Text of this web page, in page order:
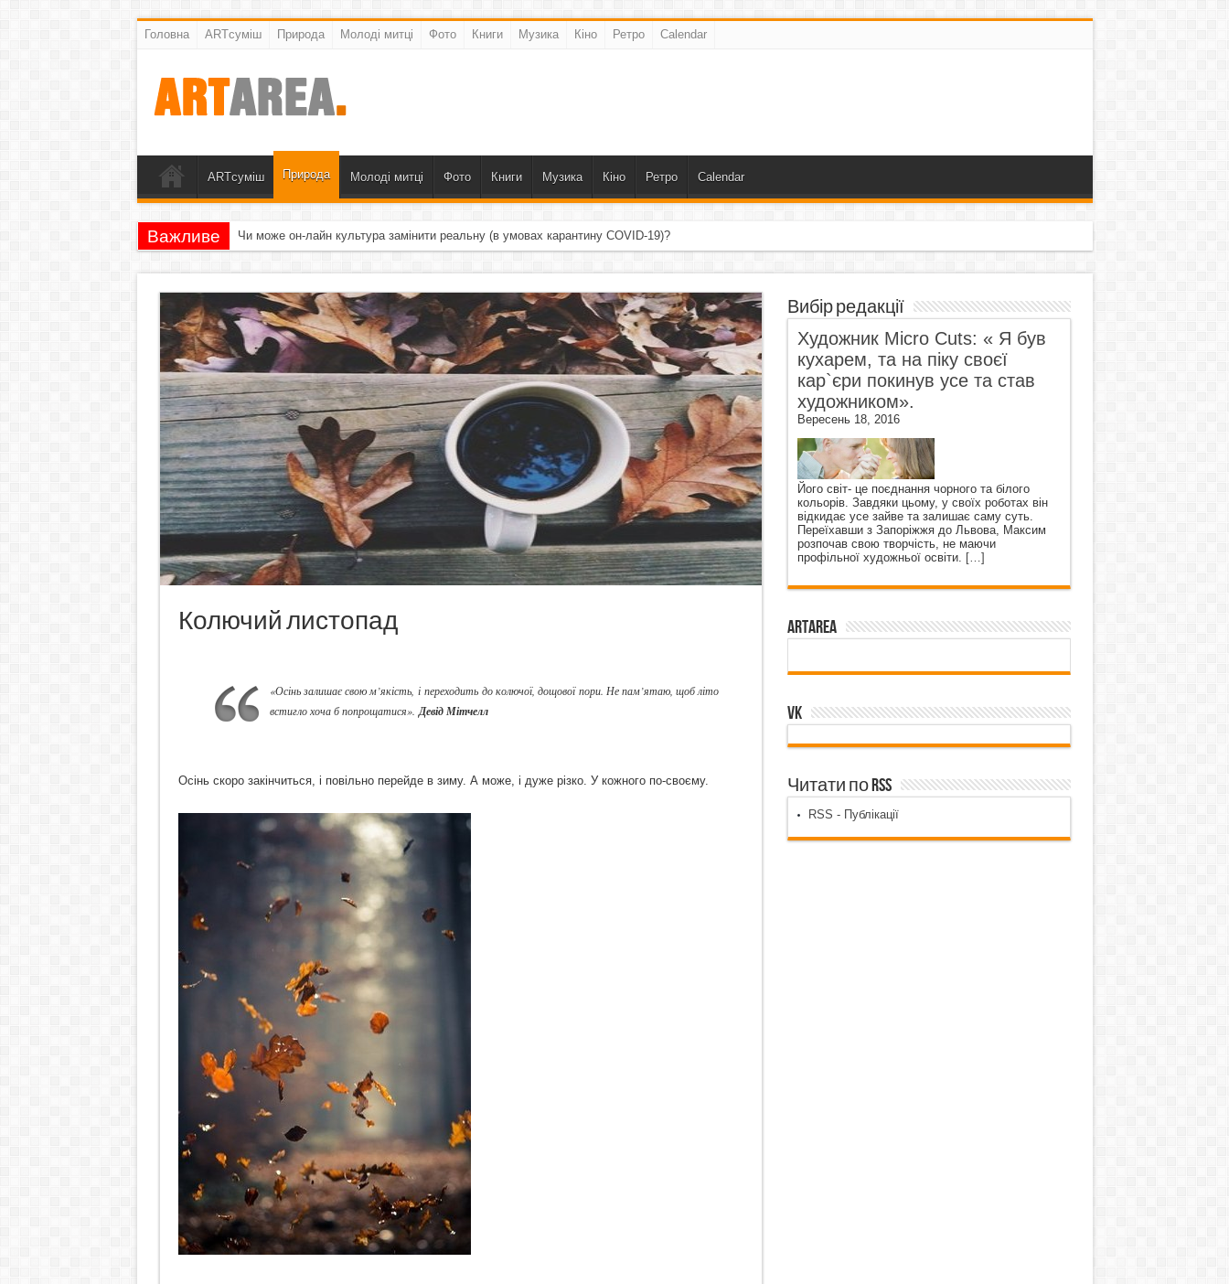
Головна ARTсуміш Природа Молоді митці Фото Книги Музика Кіно Ретро Calendar
ARTсуміш Природа Молоді митці Фото Книги Музика Кіно Ретро Calendar
Важливе Чи може он-лайн культура замінити реальну (в умовах карантину COVID-19)?
Колючий листопад
«Осінь залишає свою м’якість, і переходить до колючої, дощової пори. Не пам’ятаю, щоб літо
встигло хоча б попрощатися». Девід Мітчелл
Осінь скоро закінчиться, і повільно перейде в зиму. А може, і дуже різко. У кожного по-своєму.
Вибір редакції
Художник Micro Cuts: « Я був
кухарем, та на піку своєї
кар`єри покинув усе та став
художником».
Вересень 18, 2016
Його світ- це поєднання чорного та білого
кольорів. Завдяки цьому, у своїх роботах він
відкидає усе зайве та залишає саму суть.
Переїхавши з Запоріжжя до Львова, Максим
розпочав свою творчість, не маючи
профільної художньої освіти. […]
ArtArea
VK
Читати по RSS
RSS - Публікації